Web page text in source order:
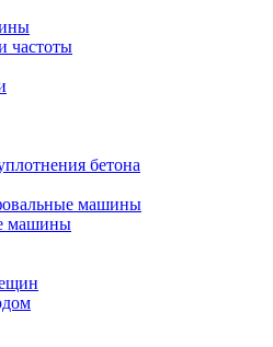
частоты
бетона
машины
машины